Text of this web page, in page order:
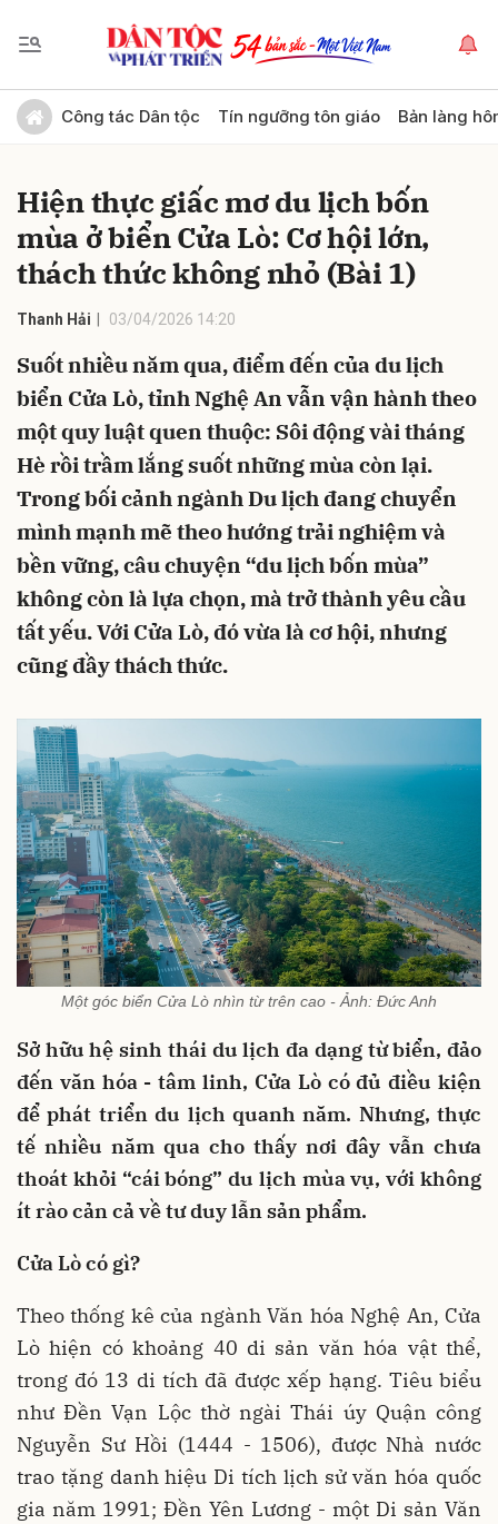
Công tác Dân tộc Tín ngưỡng tôn giáo Bản làng
Hiện thực giấc mơ du lịch bốn
mùa ở biển Cửa Lò: Cơ hội lớn,
thách thức không nhỏ (Bài 1)
Thanh Hải 03/04/2026 14:20
Suốt nhiều năm qua, điểm đến của du lịch
biển Cửa Lò, tỉnh Nghệ An vẫn vận hành theo
một quy luật quen thuộc: Sôi động vài tháng
Hè rồi trầm lắng suốt những mùa còn lại.
Trong bối cảnh ngành Du lịch đang chuyển
mình mạnh mẽ theo hướng trải nghiệm và
bền vững, câu chuyện “du lịch bốn mùa”
không còn là lựa chọn, mà trở thành yêu cầu
tất yếu. Với Cửa Lò, đó vừa là cơ hội, nhưng
cũng đầy thách thức.
Một góc biển Cửa Lò nhìn từ trên cao - Ảnh: Đức Anh
Sở hữu hệ sinh thái du lịch đa dạng từ biển, đảo
đến văn hóa - tâm linh, Cửa Lò có đủ điều kiện
để phát triển du lịch quanh năm. Nhưng, thực
tế nhiều năm qua cho thấy nơi đây vẫn chưa
thoát khỏi “cái bóng” du lịch mùa vụ, với không
ít rào cản cả về tư duy lẫn sản phẩm.
Cửa Lò có gì?
Theo thống kê của ngành Văn hóa Nghệ An, Cửa
Lò hiện có khoảng 40 di sản văn hóa vật thể,
trong đó 13 di tích đã được xếp hạng. Tiêu biểu
như Đền Vạn Lộc thờ ngài Thái úy Quận công
Nguyễn Sư Hồi (1444 - 1506), được Nhà nước
trao tặng danh hiệu Di tích lịch sử văn hóa quốc
gia năm 1991; Đền Yên Lương - một Di sản Văn
Gửi bình luận